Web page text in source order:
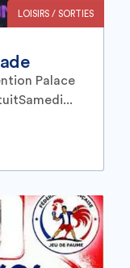
LOISIRS / SORTIES
Palace